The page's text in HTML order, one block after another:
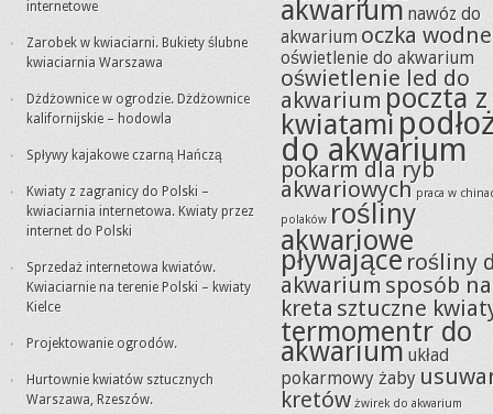
internetowe
Zarobek w kwiaciarni. Bukiety ślubne
kwiaciarnia Warszawa
Dżdżownice w ogrodzie. Dżdżownice
kalifornijskie – hodowla
Spływy kajakowe czarną Hańczą
Kwiaty z zagranicy do Polski –
kwiaciarnia internetowa. Kwiaty przez
internet do Polski
Sprzedaż internetowa kwiatów.
Kwiaciarnie na terenie Polski – kwiaty
Kielce
Projektowanie ogrodów.
Hurtownie kwiatów sztucznych
Warszawa, Rzeszów.
akwarium nawóz do
akwarium oczka wodne
oświetlenie do akwarium
oświetlenie led do
akwarium poczta z
kwiatami
do akwarium
pokarm dla ryb
akwariowych praca w
polaków rośliny
akwariowe
pływające rośliny
akwarium sposób na
kreta sztuczne
termomentr do
akwarium układ
pokarmowy żaby
kretów żwirek do akwarium